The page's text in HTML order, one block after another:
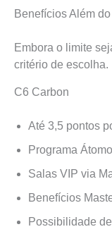
Benefícios Além
Embora o limite
critério de escolha.
C6 Carbon
Até 3,5 pontos
Programa
Salas VIP via
Benefícios
Possibilidade